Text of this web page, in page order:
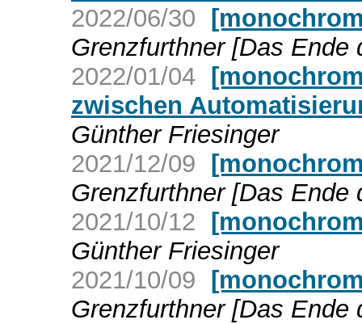
2022/06/30
Grenzfurthner [Das Ende
2022/01/04
zwischen
Günther Friesinger
2021/12/09
Grenzfurthner [Das Ende
2021/10/12
Günther Friesinger
2021/10/09
Grenzfurthner [Das Ende